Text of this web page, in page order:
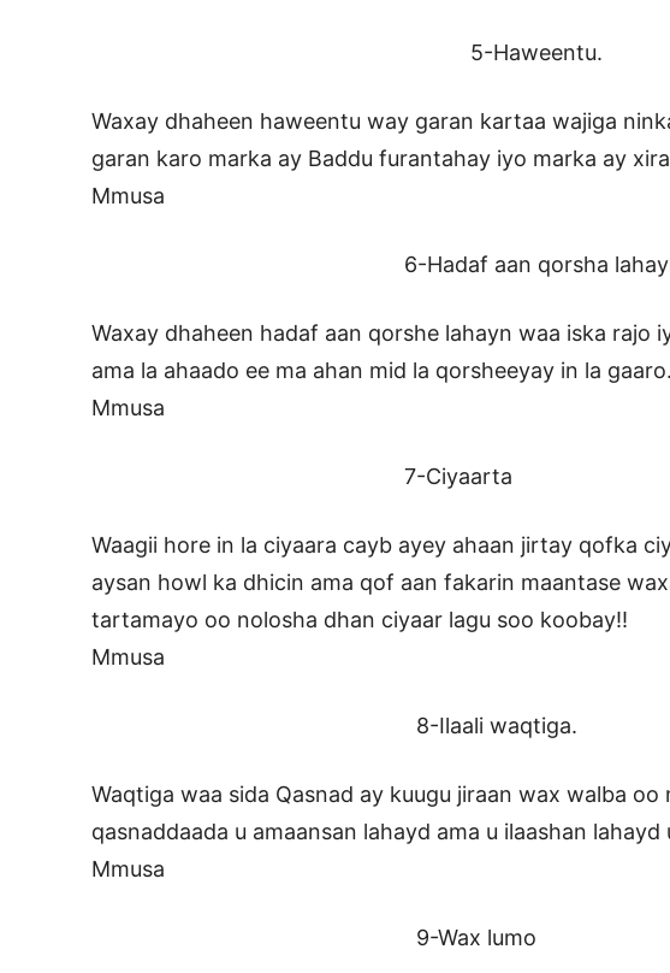
5-Haweentu.
Waxay dhaheen haweentu way garan kartaa wajiga
garan karo marka ay Baddu furantahay iyo marka ay
Mmusa
6-Hadaf aan qorsha
Waxay dhaheen hadaf aan qorshe lahayn waa iska rajo
ama la ahaado ee ma ahan mid la qorsheeyay in la gaaro.
Mmusa
7-Ciyaarta
Waagii hore in la ciyaara cayb ayey ahaan jirtay qofka
aysan howl ka dhicin ama qof aan fakarin maantase
tartamayo oo nolosha dhan ciyaar lagu soo koobay!!
Mmusa
8-Ilaali waqtiga.
Waqtiga waa sida Qasnad ay kuugu jiraan wax walba oo
qasnaddaada u amaansan lahayd ama u ilaashan
Mmusa
9-Wax lumo